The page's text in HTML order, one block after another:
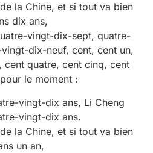
la Chine, et si tout va bien
dix ans,
vingt-dix-sept, quatre-
dix-neuf, cent, cent un,
cent quatre, cent cinq, cent
le moment :
vingt-dix ans, Li Cheng
vingt-dix ans.
la Chine, et si tout va bien
un an,